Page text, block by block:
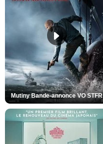
Mutiny Bande-annonce VO STFR